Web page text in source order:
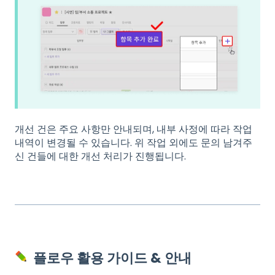
개선 건은 주요 사항만 안내되며, 내부 사정에 따라 작업
내역이 변경될 수 있습니다. 위 작업 외에도 문의 남겨주
신 건들에 대한 개선 처리가 진행됩니다.
플로우 활용 가이드 & 안내